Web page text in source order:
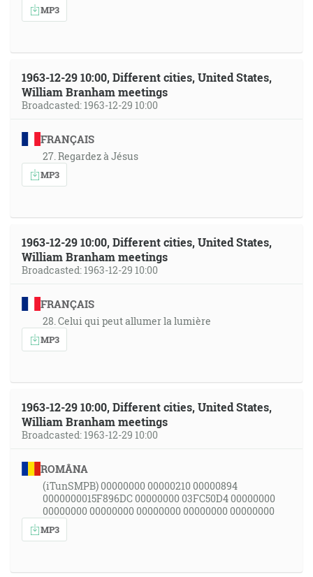
MP3
1963-12-29 10:00, Different cities, United States,
William Branham meetings
Broadcasted: 1963-12-29 10:00
FRANÇAIS
27. Regardez à Jésus
MP3
1963-12-29 10:00, Different cities, United States,
William Branham meetings
Broadcasted: 1963-12-29 10:00
FRANÇAIS
28. Celui qui peut allumer la lumière
MP3
1963-12-29 10:00, Different cities, United States,
William Branham meetings
Broadcasted: 1963-12-29 10:00
ROMÂNA
(iTunSMPB) 00000000 00000210 00000894
0000000015F896DC 00000000 03FC50D4 00000000
00000000 00000000 00000000 00000000 00000000
MP3